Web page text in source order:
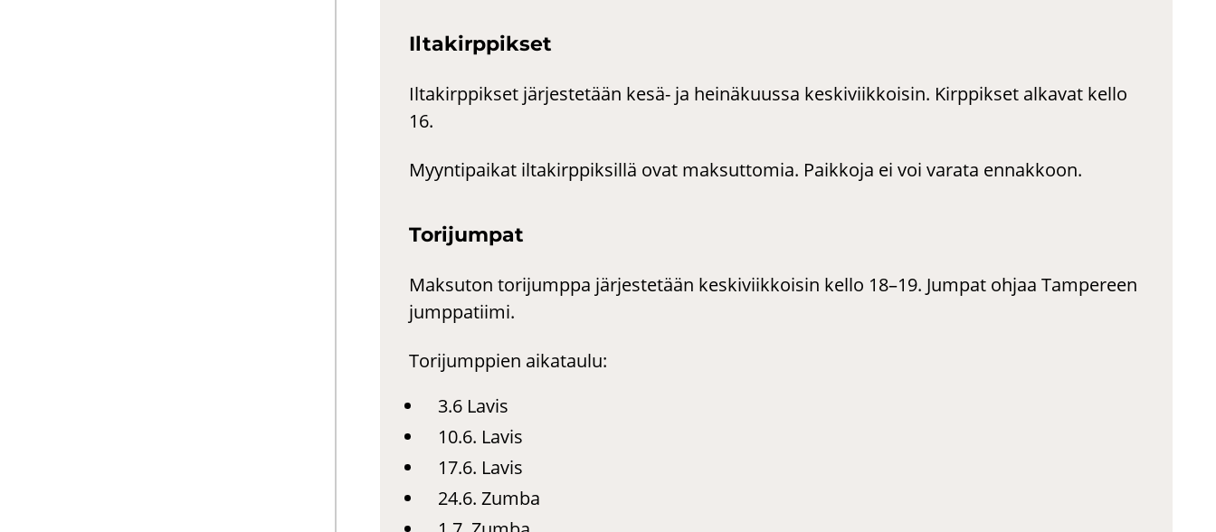
Il­ta­kirp­pik­set
Iltakirppikset järjestetään kesä- ja heinäkuussa keskiviikkoisin. Kirppikset alkavat kello
16.
Myyntipaikat iltakirppiksillä ovat maksuttomia. Paikkoja ei voi varata ennakkoon.
To­ri­jum­pat
Maksuton torijumppa järjestetään keskiviikkoisin kello 18–19. Jumpat ohjaa Tampereen
jumppatiimi.
Torijumppien aikataulu:
3.6 Lavis
10.6. Lavis
17.6. Lavis
24.6. Zumba